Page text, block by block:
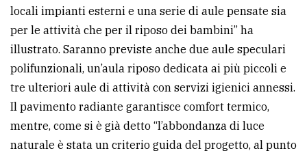
locali impianti esterni e una serie di aule pensate sia
per le attività che per il riposo dei bambini” ha
illustrato. Saranno previste anche due aule speculari
polifunzionali, un’aula riposo dedicata ai più piccoli e
tre ulteriori aule di attività con servizi igienici annessi.
Il pavimento radiante garantisce comfort termico,
mentre, come si è già detto “l’abbondanza di luce
naturale è stata un criterio guida del progetto, al punto